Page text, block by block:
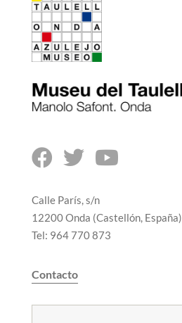
  
Calle París, s/n
12200 Onda (Castellón, España)
Tel: 964 770 873
Contacto